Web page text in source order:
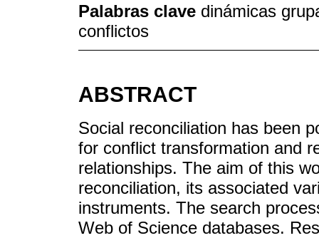
Palabras clave dinámicas
conflictos
ABSTRACT
Social reconciliation has been
for conflict transformation and
relationships. The aim of this
reconciliation, its associated
instruments. The search
Web of Science databases.